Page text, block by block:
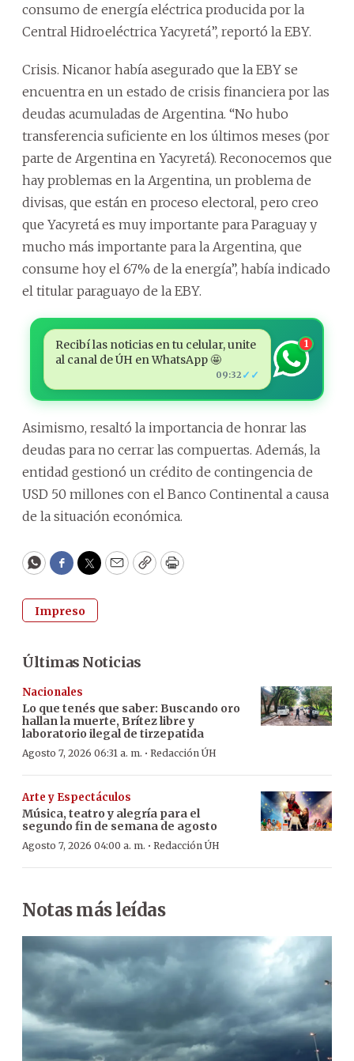
consumo de energía eléctrica producida por la
Central Hidroeléctrica Yacyretá”, reportó la EBY.
Crisis. Nicanor había asegurado que la EBY se
encuentra en un estado de crisis financiera por las
deudas acumuladas de Argentina. “No hubo
transferencia suficiente en los últimos meses (por
parte de Argentina en Yacyretá). Reconocemos que
hay problemas en la Argentina, un problema de
divisas, que están en proceso electoral, pero creo
que Yacyretá es muy importante para Paraguay y
mucho más importante para la Argentina, que
consume hoy el 67% de la energía”, había indicado
el titular paraguayo de la EBY.
Recibí las noticias en tu celular, unite
al canal de ÚH en WhatsApp 🤩
09:32 ✓✓
1
Asimismo, resaltó la importancia de honrar las
deudas para no cerrar las compuertas. Además, la
entidad gestionó un crédito de contingencia de
USD 50 millones con el Banco Continental a causa
de la situación económica.
WhatsApp
Facebook
Twitter
EmailCopyPrint
Impreso
Últimas Noticias
Nacionales
Lo que tenés que saber: Buscando oro
hallan la muerte, Brítez libre y
laboratorio ilegal de tirzepatida
Agosto 7, 2026 06:31 a. m. · Redacción ÚH
Arte y Espectáculos
Música, teatro y alegría para el
segundo fin de semana de agosto
Agosto 7, 2026 04:00 a. m. · Redacción ÚH
Notas más leídas